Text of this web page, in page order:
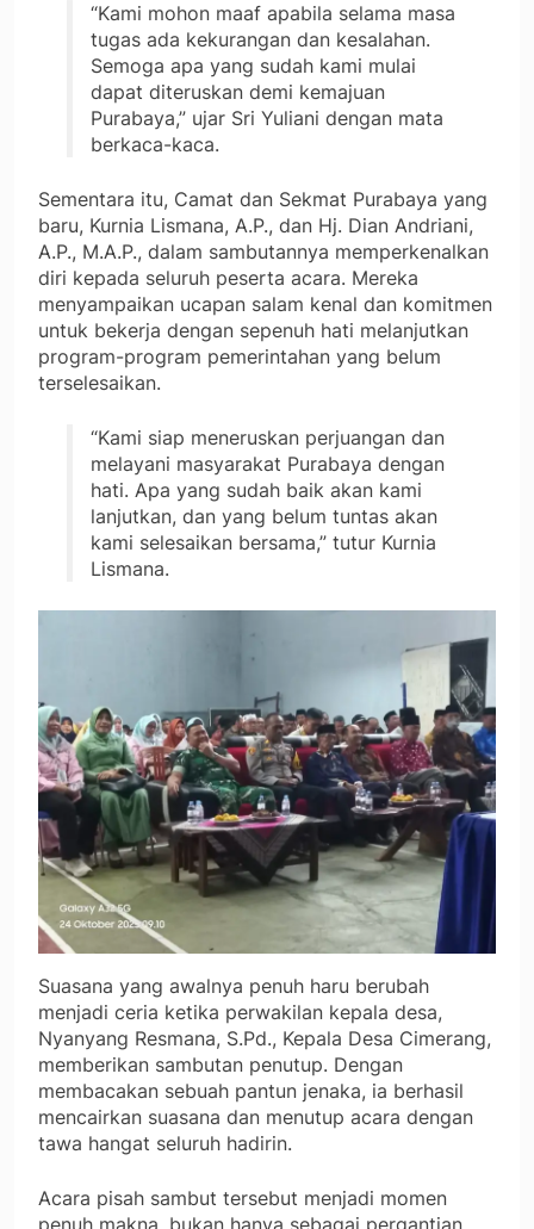
“Kami mohon maaf apabila selama masa
tugas ada kekurangan dan kesalahan.
Semoga apa yang sudah kami mulai
dapat diteruskan demi kemajuan
Purabaya,” ujar Sri Yuliani dengan mata
berkaca-kaca.
Sementara itu, Camat dan Sekmat Purabaya yang
baru, Kurnia Lismana, A.P., dan Hj. Dian Andriani,
A.P., M.A.P., dalam sambutannya memperkenalkan
diri kepada seluruh peserta acara. Mereka
menyampaikan ucapan salam kenal dan komitmen
untuk bekerja dengan sepenuh hati melanjutkan
program-program pemerintahan yang belum
terselesaikan.
“Kami siap meneruskan perjuangan dan
melayani masyarakat Purabaya dengan
hati. Apa yang sudah baik akan kami
lanjutkan, dan yang belum tuntas akan
kami selesaikan bersama,” tutur Kurnia
Lismana.
Suasana yang awalnya penuh haru berubah
menjadi ceria ketika perwakilan kepala desa,
Nyanyang Resmana, S.Pd., Kepala Desa Cimerang,
memberikan sambutan penutup. Dengan
membacakan sebuah pantun jenaka, ia berhasil
mencairkan suasana dan menutup acara dengan
tawa hangat seluruh hadirin.
Acara pisah sambut tersebut menjadi momen